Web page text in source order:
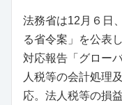
法務省は12月６日
る省令案」を公表
対応報告「グロー
人税等の会計処理
応。法人税等の損